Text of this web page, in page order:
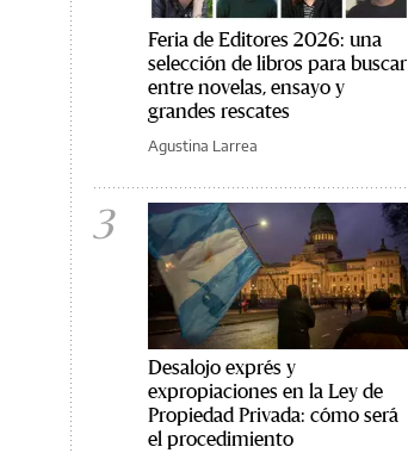
Feria de Editores 2026: una
selección de libros para buscar
entre novelas, ensayo y
grandes rescates
Agustina Larrea
3
Desalojo exprés y
expropiaciones en la Ley de
Propiedad Privada: cómo será
el procedimiento